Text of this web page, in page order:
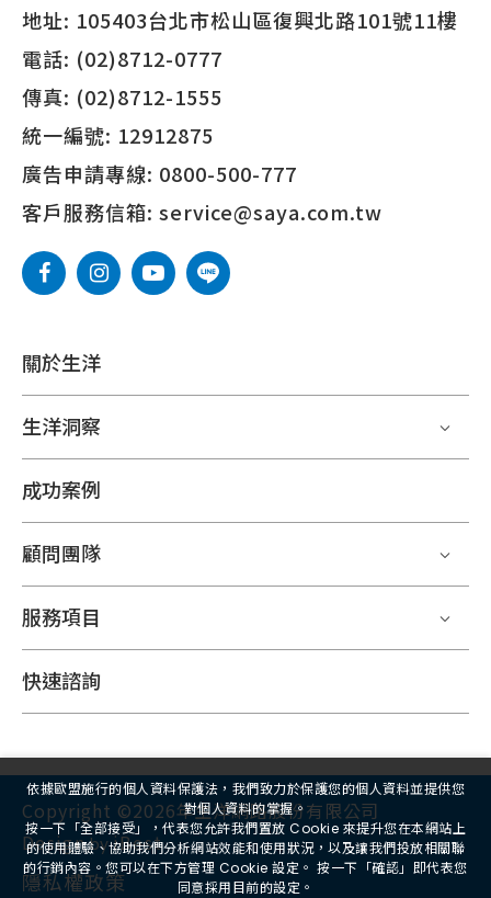
地址: 105403台北市松山區復興北路101號11樓
電話: (02)8712-0777
傳真: (02)8712-1555
統一編號: 12912875
廣告申請專線: 0800-500-777
客戶服務信箱: service@saya.com.tw
關於生洋
生洋洞察
成功案例
顧問團隊
服務項目
快速諮詢
Copyright ©2026年生洋網路股份有限公司
Design by iBest
隱私權政策
依據歐盟施行的個人資料保護法，我們致力於保護您的個人資料並提供您
對個人資料的掌握。
按一下「全部接受」，代表您允許我們置放 Cookie 來提升您在本網站上
的使用體驗、協助我們分析網站效能和使用狀況，以及讓我們投放相關聯
的行銷內容。您可以在下方管理 Cookie 設定。 按一下「確認」即代表您
同意採用目前的設定。